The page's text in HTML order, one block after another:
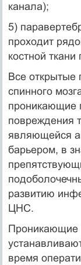
канала);
5)
проходит
костной ткани
Все открытые
спинного
проникающие
повреждения
являющейся
барьером, в
развитию
ЦНС.
Проникающие
время